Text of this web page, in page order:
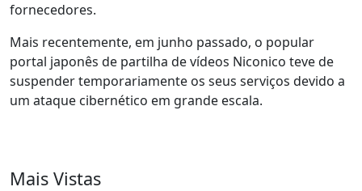
fornecedores.
Mais recentemente, em junho passado, o popular
portal japonês de partilha de vídeos Niconico teve de
suspender temporariamente os seus serviços devido a
um ataque cibernético em grande escala.
Mais Vistas